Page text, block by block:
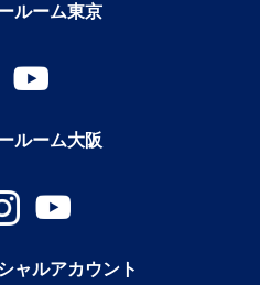
ルーム東京
ルーム大阪
ャルアカウント